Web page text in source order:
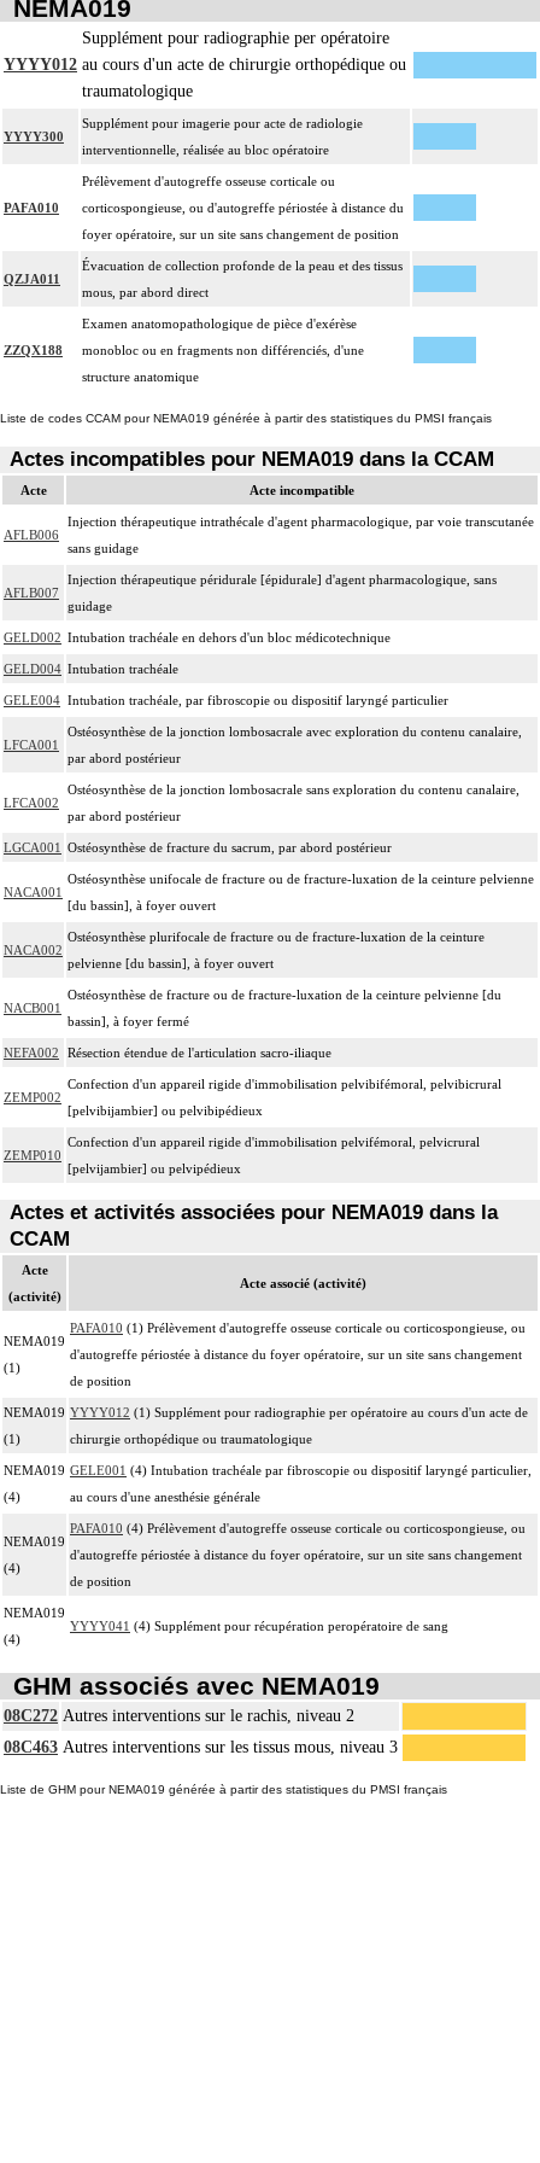
14
14
L'arthrodèse inclut l'ostéosynthèse, le prélèvement in situ d'autogreffe osseuse,
et/ou la contention par appareillage externe.
14
La libération mobilisatrice d'une articulation [arthrolyse] inclut la capsulotomie
articulaire, la libération de tendon périarticulaire et la résection d'ostéophyte et
L'arthroplastie inclut la réparation de l'appareil capsuloligamentaire par suture
ou plastie, la stabilisation de l'articulation [arthrorise] par matériel et/ou
L'évacuation de collection articulaire inclut le lavage de l'articulation, avec ou
14
La reconstruction osseuse ou articulaire par greffe, transplant ou matériau inerte
non prothétique inclut l'ostéosynthèse.
capsuloligamentaire de l'articulation par suture ou plastie, la stabilisation de
l'articulation [arthrorise] par matériel et/ou la contention par appareillage rigide
L'ostéosynthèse d'une fracture inclut sa réduction simultanée et sa contention
La réduction orthopédique extemporanée d'une luxation inclut la contention
Comprend : réduction orthopédique itérative de fracture, avec gypsotomie de
réaxation
14
Tout acte thérapeutique, par arthrotomie inclut le nettoyage de l'articulation
traitée.
Tout acte thérapeutique, par arthroscopie inclut le nettoyage de l'articulation
traitée.
Toute arthrotomie inclut l'arthroscopie peropératoire éventuelle.
NEMA019
YYYY012
Supplément pour radiographie per opératoire
au cours d'un acte de chirurgie orthopédique ou
traumatologique
YYYY300
Supplément pour imagerie pour acte de radiologie
interventionnelle, réalisée au bloc opératoire
PAFA010
Prélèvement d'autogreffe osseuse corticale ou
corticospongieuse, ou d'autogreffe périostée à distance du
foyer opératoire, sur un site sans changement de position
QZJA011
Évacuation de collection profonde de la peau et des tissus
mous, par abord direct
ZZQX188
Examen anatomopathologique de pièce d'exérèse
monobloc ou en fragments non différenciés, d'une
structure anatomique
Liste de codes CCAM pour NEMA019 générée à partir des statistiques du PMSI français
Actes incompatibles pour NEMA019 dans la CCAM
Acte Acte incompatible
AFLB006
Injection thérapeutique intrathécale d'agent pharmacologique, par voie transcutanée
sans guidage
AFLB007
Injection thérapeutique péridurale [épidurale] d'agent pharmacologique, sans
guidage
GELD002 Intubation trachéale en dehors d'un bloc médicotechnique
GELD004 Intubation trachéale
GELE004 Intubation trachéale, par fibroscopie ou dispositif laryngé particulier
LFCA001
Ostéosynthèse de la jonction lombosacrale avec exploration du contenu canalaire,
par abord postérieur
LFCA002
Ostéosynthèse de la jonction lombosacrale sans exploration du contenu canalaire,
par abord postérieur
LGCA001 Ostéosynthèse de fracture du sacrum, par abord postérieur
NACA001
Ostéosynthèse unifocale de fracture ou de fracture-luxation de la ceinture pelvienne
[du bassin], à foyer ouvert
NACA002
Ostéosynthèse plurifocale de fracture ou de fracture-luxation de la ceinture
pelvienne [du bassin], à foyer ouvert
NACB001
Ostéosynthèse de fracture ou de fracture-luxation de la ceinture pelvienne [du
bassin], à foyer fermé
NEFA002 Résection étendue de l'articulation sacro-iliaque
ZEMP002
Confection d'un appareil rigide d'immobilisation pelvibifémoral, pelvibicrural
[pelvibijambier] ou pelvibipédieux
ZEMP010
Confection d'un appareil rigide d'immobilisation pelvifémoral, pelvicrural
[pelvijambier] ou pelvipédieux
Actes et activités associées pour NEMA019 dans la
CCAM
Acte
(activité)
Acte associé (activité)
NEMA019
(1)
PAFA010 (1) Prélèvement d'autogreffe osseuse corticale ou corticospongieuse, ou
d'autogreffe périostée à distance du foyer opératoire, sur un site sans changement
de position
NEMA019
(1)
YYYY012 (1) Supplément pour radiographie per opératoire au cours d'un acte de
chirurgie orthopédique ou traumatologique
NEMA019
(4)
GELE001 (4) Intubation trachéale par fibroscopie ou dispositif laryngé particulier,
au cours d'une anesthésie générale
NEMA019
(4)
PAFA010 (4) Prélèvement d'autogreffe osseuse corticale ou corticospongieuse, ou
d'autogreffe périostée à distance du foyer opératoire, sur un site sans changement
de position
NEMA019
(4)
YYYY041 (4) Supplément pour récupération peropératoire de sang
GHM associés avec NEMA019
08C272 Autres interventions sur le rachis, niveau 2
08C463 Autres interventions sur les tissus mous, niveau 3
Liste de GHM pour NEMA019 générée à partir des statistiques du PMSI français